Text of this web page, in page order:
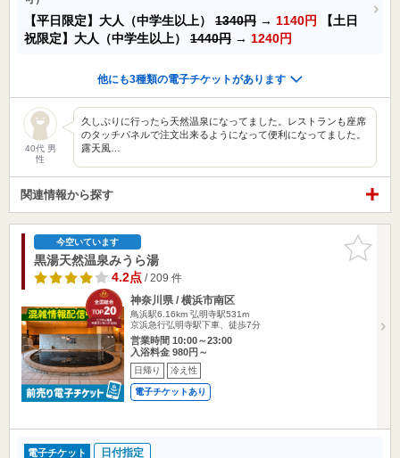
【平日限定】大人（中学生以上） 1340円 → 1140円
【土日
祝限定】大人（中学生以上） 1440円 → 1240円
他にも3種類の電子チケットがあります
40代 男
性
久しぶりに行ったら天然温泉になってました。レストランも座席
のタッチパネルで注文出来るようになって便利になってました。
露天風…
関連情報から探す
お気に入
りに追加
今空いています
黒湯天然温泉みうら湯
4.2点/ 209 件
神奈川県 / 横浜市南区
鳥浜駅6.16km 弘明寺駅531m
京浜急行弘明寺駅下車、徒歩7分
営業時間 10:00～23:00
入浴料金 980円～
日帰り 冷え性
電子チケットあり
電子チケット
日付指定